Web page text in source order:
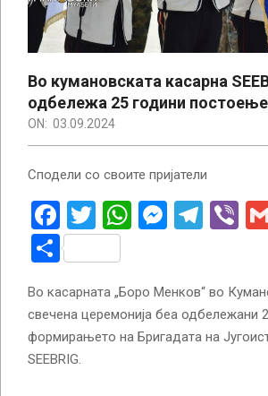
Во кумановската касарна
одбележа 25 години
ON: 03.09.2024
Сподели со своите пријатели
Facebook
Twitter
WhatsApp
Share
Во касарната „Боро Менков“ во
свечена церемонија беа одбележани
формирањето на Бригадата на
SEEBRIG.